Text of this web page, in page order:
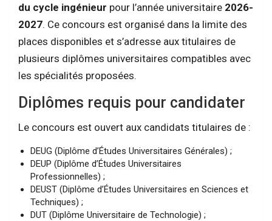
du cycle ingénieur pour l’année universitaire 2026-
2027. Ce concours est organisé dans la limite des
places disponibles et s’adresse aux titulaires de
plusieurs diplômes universitaires compatibles avec
les spécialités proposées.
Diplômes requis pour candidater
Le concours est ouvert aux candidats titulaires de :
DEUG (Diplôme d’Études Universitaires Générales) ;
DEUP (Diplôme d’Études Universitaires
Professionnelles) ;
DEUST (Diplôme d’Études Universitaires en Sciences et
Techniques) ;
DUT (Diplôme Universitaire de Technologie) ;